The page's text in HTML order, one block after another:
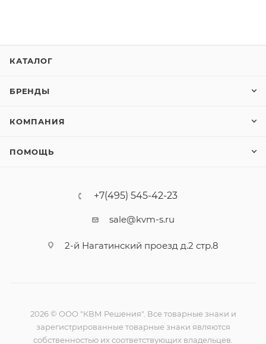
КАТАЛОГ
БРЕНДЫ
КОМПАНИЯ
ПОМОЩЬ
+7(495) 545-42-23
sale@kvm-s.ru
2-й Нагатинский проезд д.2 стр.8
2026 © ООО "КВМ Решения". Все товарные знаки и
зарегистрированные товарные знаки являются
собственностью их соответствующих владельцев.